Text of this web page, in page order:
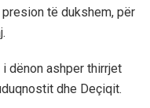
të dukshem, për
dënon ashper thirrjet
dhe Deçiqit.